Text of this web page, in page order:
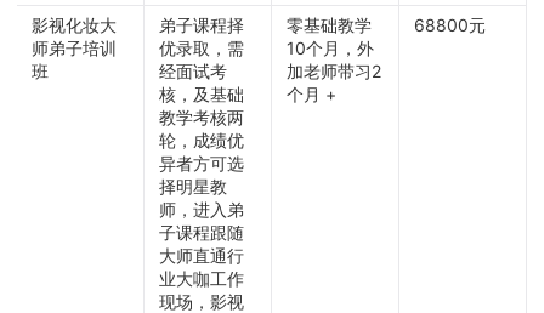
影视化妆大
师弟子培训
班
弟子课程择
优录取，需
经面试考
核，及基础
教学考核两
轮，成绩优
异者方可选
择明星教
师，进入弟
子课程跟随
大师直通行
业大咖工作
现场，影视
零基础教学
10个月，外
加老师带习2
个月 +
68800元